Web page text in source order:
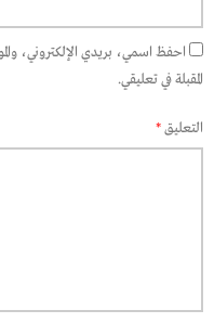
احفظ اسمي، بريدي الإلكتروني،
المقبلة في تعليقي.
التعليق*